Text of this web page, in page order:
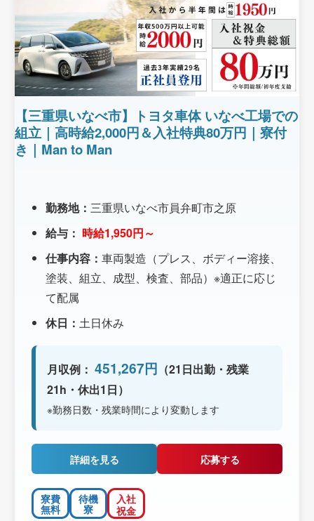
【三重県いなべ市】トヨタ車体 いなべ工場での
組立｜高時給2,000円＆入社特典80万円｜寮付
き｜Man to Man
勤務地： 三重県いなべ市員弁町市之原
給与： 時給1,950円～
仕事内容： 車両製造（プレス、ボディー溶接、
塗装、組立、成型、検査、部品）※適正に応じ
て配属
休日： 土日休み
月収例： 451,267円 （21日出勤・残業
21h・休出1日）
※勤務日数・残業時間により変動します
詳細を見る 応募する
寮費
無料
待機
寮
入社
祝金